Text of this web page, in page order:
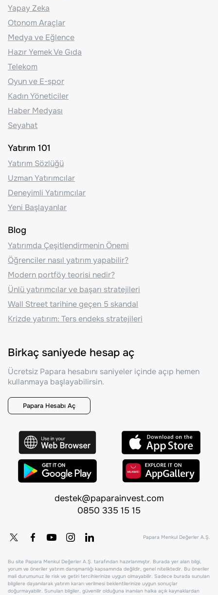
Yapay Zeka
Otonom Araçlar
Medya ve Eğlence
Hazır Yemek Ve Gıda
Telekom
Oyun ve E-spor
Kadın Yöneticiler
Haber Medyası
Seyahat
Yatırım 101
Yatırım Sözlüğü
Uzman Yatırımcılar
Deneyimli Yatırımcılar
Yeni Başlayanlar
Blog
Yatırımda Çeşitlendirmenin Önemi
Öğrenciler nasıl yatırım yapabilir?
Modern portföy teorisi nedir?
Ünlü yatırımcılar ve başarı stratejileri
Wall Street tarihine geçen 5 skandal
Krizde yatırım: Ters endeks stratejileri
Birkaç saniyede hesap aç
Ücretsiz Papara hesabını saniyeler içinde açıp hemen
kullanmaya başlayabilirsin.
Papara Hesabı Aç
destek@paparainvest.com
0850 335 15 15
Papara Menkul Değerler A.Ş.
Bu site Papara Menkul Değerler A.Ş. tarafından hazırlanmıştır. Burada yer alan bilgi,
yorum ve öneriler yatırım danışmanlığı kapsamında değildir, genel niteliktedir. Bu öneriler
mali durumunuz ile risk ve getiri tercihlerinize uygun olmayabilir. Sadece burada sunulan
bilgilere dayanılarak yatırım kararı verilmesi beklentilerinize uygun sonuçlar
doğurmayabilir. Sunulan bilgiler, güvenilir olduğuna inanılan halka açık kaynaklardan